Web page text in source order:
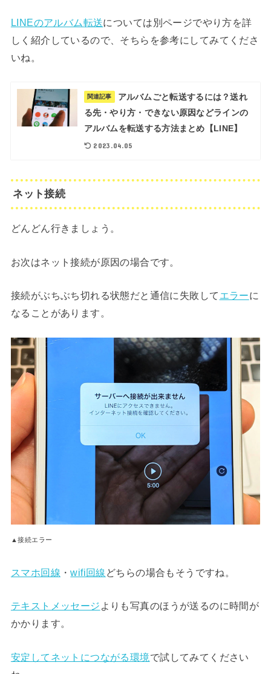
LINEのアルバム転送については別ページでやり方を詳
しく紹介しているので、そちらを参考にしてみてくださ
いね。
関連記事
アルバムごと転送するには？送れ
る先・やり方・できない原因などラインの
アルバムを転送する方法まとめ【LINE】
2023.04.05
ネット接続
どんどん行きましょう。
お次はネット接続が原因の場合です。
接続がぶちぶち切れる状態だと通信に失敗して エラーに
なることがあります。
▲接続エラー
スマホ回線 ・wifi回線 どちらの場合もそうですね。
テキストメッセージ よりも写真のほうが送るのに時間が
かかります。
安定してネットにつながる環境で試してみてください